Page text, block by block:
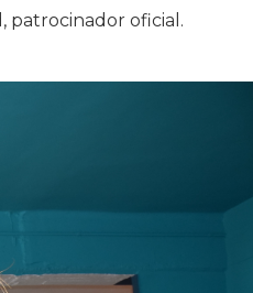
patrocinador oficial.